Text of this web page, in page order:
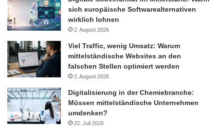
sich europäische Softwarealternativen
wirklich lohnen
2. August 2026
Viel Traffic, wenig Umsatz: Warum
mittelständische Websites an den
falschen Stellen optimiert werden
2. August 2026
Digitalisierung in der Chemiebranche:
Müssen mittelständische Unternehmen
umdenken?
22. Juli 2026